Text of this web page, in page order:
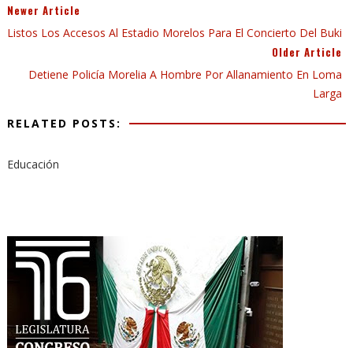
Newer Article
Listos Los Accesos Al Estadio Morelos Para El Concierto Del Buki
Older Article
Detiene Policía Morelia A Hombre Por Allanamiento En Loma
Larga
RELATED POSTS:
Educación